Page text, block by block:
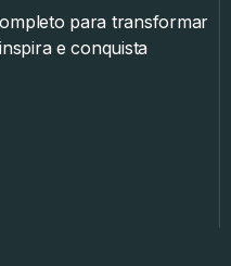
para transformar
e conquista